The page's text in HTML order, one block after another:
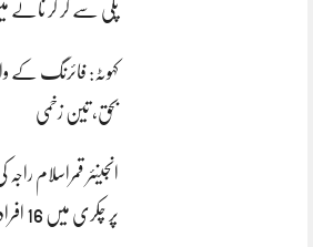
پلی سے گر کر نالے
کہوٹہ: فائرنگ
بحق، تین زخمی
انجینئر قمراسلام
پر چکری میں 16 افراد کا کامیاب ریسکیو